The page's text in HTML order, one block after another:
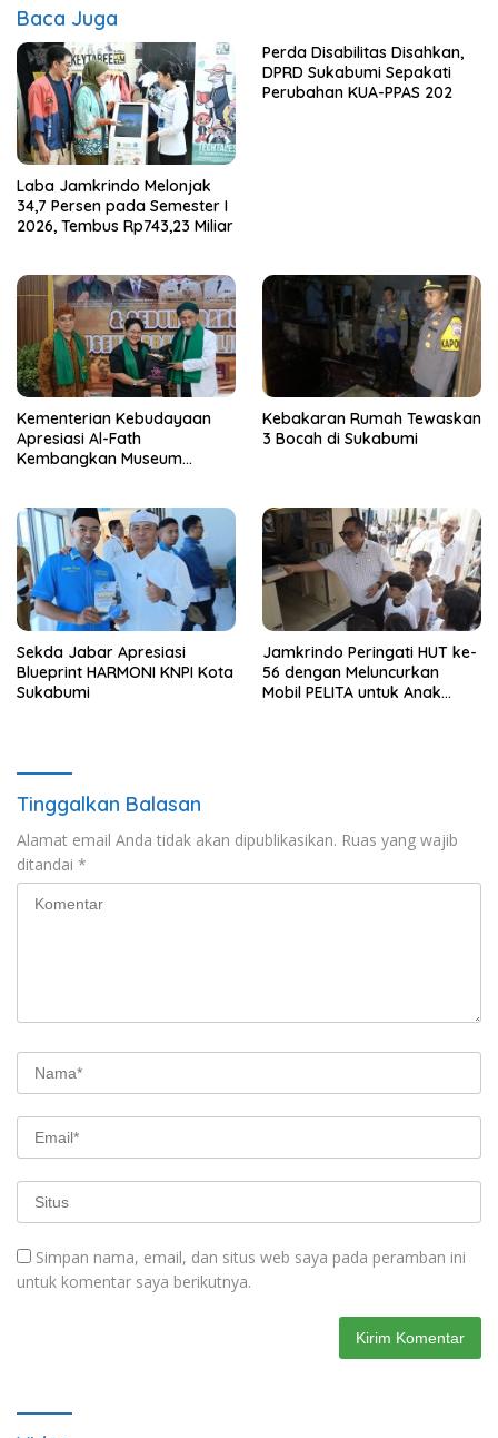
Baca Juga
Laba Jamkrindo Melonjak
34,7 Persen pada Semester I
2026, Tembus Rp743,23 Miliar
Perda Disabilitas Disahkan,
DPRD Sukabumi Sepakati
Perubahan KUA-PPAS 202
Kementerian Kebudayaan
Apresiasi Al-Fath
Kembangkan Museum
Kebakaran Rumah Tewaskan
3 Bocah di Sukabumi
Sekda Jabar Apresiasi
Blueprint HARMONI KNPI Kota
Sukabumi
Jamkrindo Peringati HUT ke-
56 dengan Meluncurkan
Mobil PELITA untuk Anak
Tinggalkan Balasan
Alamat email Anda tidak akan dipublikasikan. Ruas yang wajib
ditandai *
Simpan nama, email, dan situs web saya pada peramban ini
untuk komentar saya berikutnya.